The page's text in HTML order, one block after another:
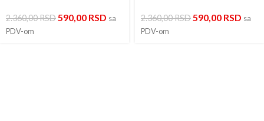
2.360,00RSD590,00 RSD sa
PDV-om
2.360,00RSD590,00 RSD sa
PDV-om